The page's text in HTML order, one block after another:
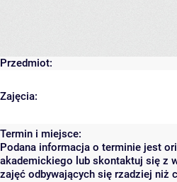
Przedmiot:
Zajęcia:
Termin i miejsce:
Podana informacja o terminie jest
akademickiego lub skontaktuj się z
zajęć odbywających się rzadziej niż